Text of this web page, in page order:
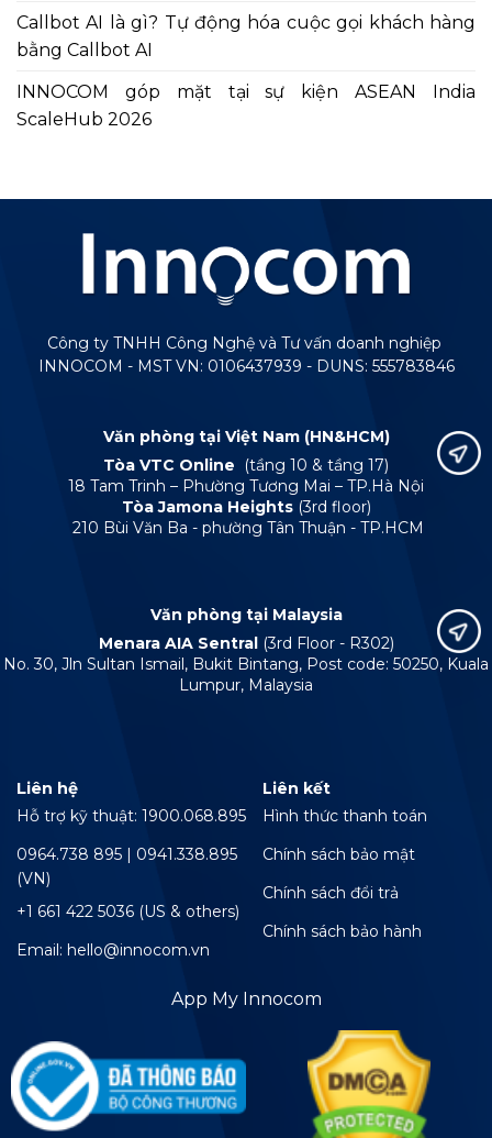
Callbot AI là gì? Tự động hóa cuộc gọi khách hàng
bằng Callbot AI
INNOCOM góp mặt tại sự kiện ASEAN India
ScaleHub 2026
Công ty TNHH Công Nghệ và Tư vấn doanh nghiệp
INNOCOM - MST VN: 0106437939 - DUNS: 555783846
Văn phòng tại Việt Nam (HN&HCM)
Tòa VTC Online
(tầng 10 & tầng 17)
18 Tam Trinh – Phường Tương Mai – TP.Hà Nội
Tòa Jamona Heights (3rd floor)
210 Bùi Văn Ba - phường Tân Thuận - TP.HCM
Văn phòng tại Malaysia
Menara AIA Sentral (3rd Floor - R302)
No. 30, Jln Sultan Ismail, Bukit Bintang, Post code: 50250, Kuala
Lumpur, Malaysia
Liên hệ
Hỗ trợ kỹ thuật: 1900.068.895
0964.738 895 | 0941.338.895
(VN)
+1 661 422 5036 (US & others)
Email: hello@innocom.vn
Liên kết
Hình thức thanh toán
Chính sách bảo mật
Chính sách đổi trả
Chính sách bảo hành
App My Innocom